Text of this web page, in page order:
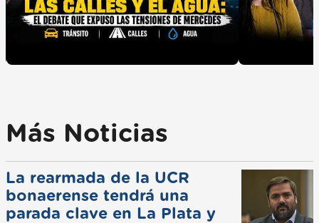
Más Noticias
La rearmada de la UCR
bonaerense tendrá una
parada clave en La Plata y